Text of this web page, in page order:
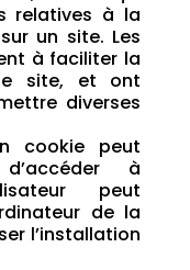
relatives à la
un site. Les
à faciliter la
site, et ont
diverses
cookie peut
à
peut
de la
l’installation